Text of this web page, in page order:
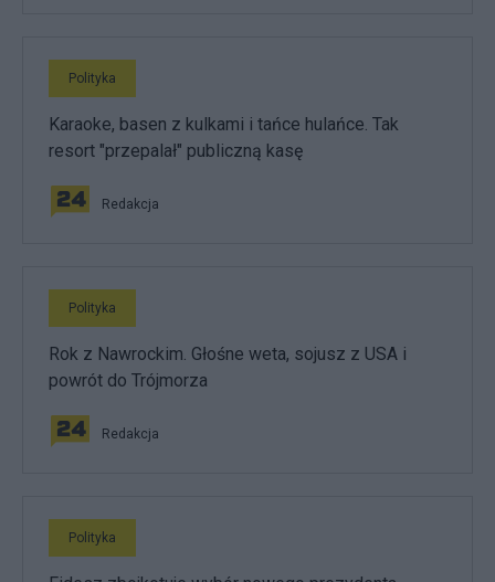
Polityka
Karaoke, basen z kulkami i tańce hulańce. Tak
resort "przepalał" publiczną kasę
Redakcja
Polityka
Rok z Nawrockim. Głośne weta, sojusz z USA i
powrót do Trójmorza
Redakcja
Polityka